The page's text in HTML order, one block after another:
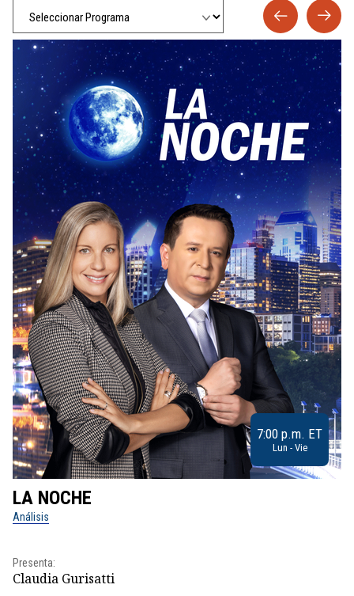
7:00 p.m. ET
Lun - Vie
LA NOCHE
Análisis
Presenta:
Claudia Gurisatti